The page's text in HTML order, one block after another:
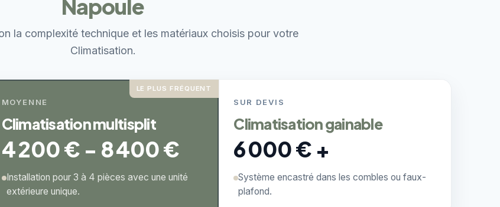
Napoule
la complexité technique et les matériaux choisis pour votre
Climatisation.
LE PLUS FRÉQUENT
MOYENNE
Climatisation multisplit
4 200 € - 8 400 €
Installation pour 3 à 4 pièces avec une unité
extérieure unique.
SUR DEVIS
Climatisation gainable
6 000 € +
Système encastré dans les combles ou faux-
plafond.